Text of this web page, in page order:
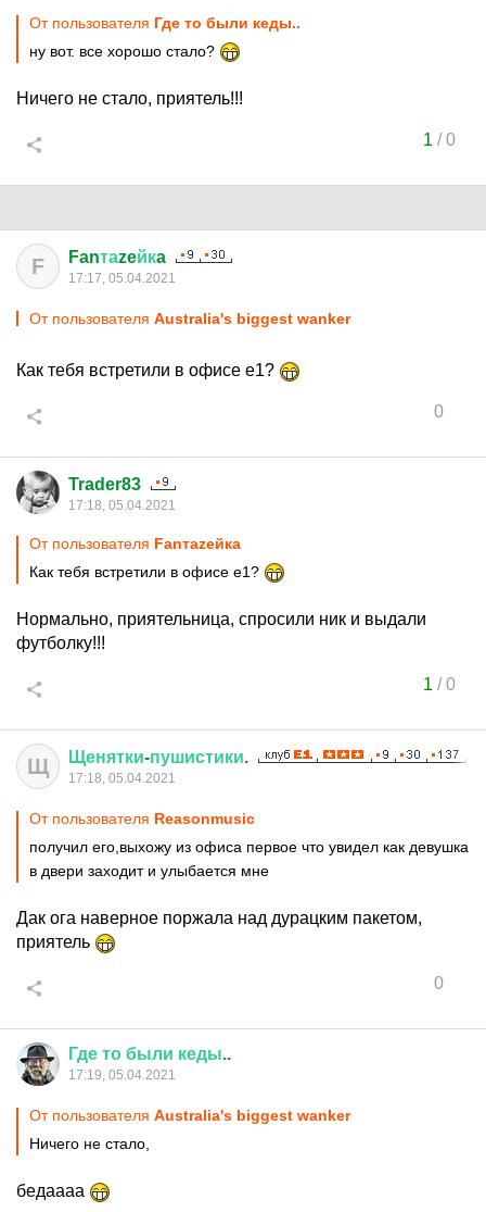
От пользователя Где то были кеды..
ну вот. все хорошо стало?
Ничего не стало, приятель!!!
1 /0
F Fanтаzeйкa
17:17, 05.04.2021
От пользователя Australia's biggest wanker
Как тебя встретили в офисе е1?
0
Trader83
17:18, 05.04.2021
От пользователя Fanтаzeйкa
Как тебя встретили в офисе е1?
Нормально, приятельница, спросили ник и выдали
футболку!!!
1 /0
Щ Щенятки-пушистики.
17:18, 05.04.2021
От пользователя Reasonmusic
получил его,выхожу из офиса первое что увидел как девушка
в двери заходит и улыбается мне
Дак ога наверное поржала над дурацким пакетом,
приятель
0
Где то были кеды..
17:19, 05.04.2021
От пользователя Australia's biggest wanker
Ничего не стало,
бедаааа